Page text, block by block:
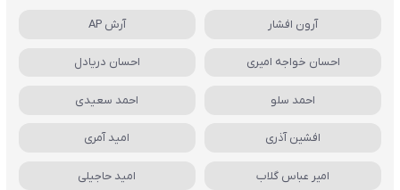
آرون افشار آرش AP
احسان خواجه امیری احسان دریادل
احمد سلو احمد سعیدی
افشین آذری امید آمری
امیر عباس گلاب امید حاجیلی